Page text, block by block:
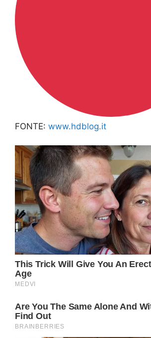
FONTE: www.hdblog.it